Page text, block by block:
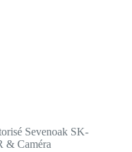
Sevenoak SK-
& Caméra